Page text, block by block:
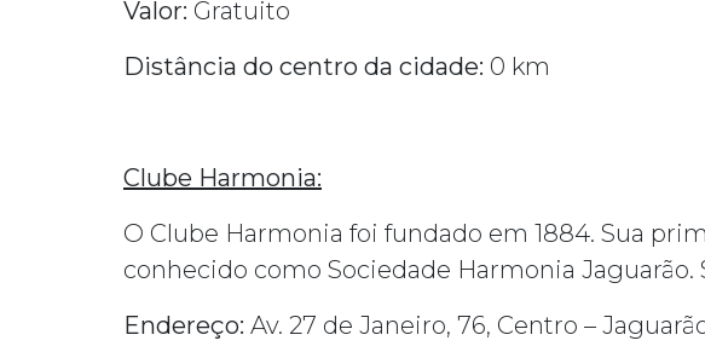
Valor: Gratuito
Distância do centro da cidade: 0 km
Clube Harmonia:
O Clube Harmonia foi fundado em 1884. Sua
conhecido como Sociedade Harmonia
Endereço: Av. 27 de Janeiro, 76, Centro –